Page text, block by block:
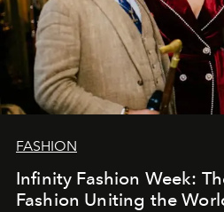
FASHION
Infinity Fashion Week:
Fashion Uniting the